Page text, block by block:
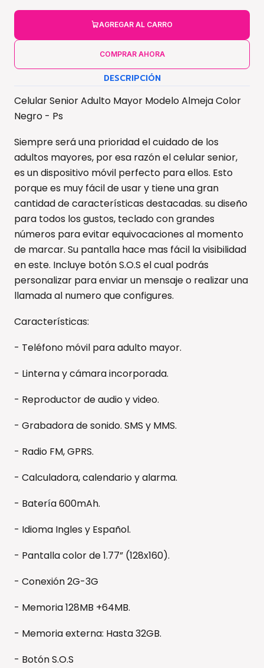
AGREGAR AL CARRO
COMPRAR AHORA
DESCRIPCIÓN
Celular Senior Adulto Mayor Modelo Almeja Color
Negro - Ps
Siempre será una prioridad el cuidado de los
adultos mayores, por esa razón el celular senior,
es un dispositivo móvil perfecto para ellos. Esto
porque es muy fácil de usar y tiene una gran
cantidad de características destacadas. su diseño
para todos los gustos, teclado con grandes
números para evitar equivocaciones al momento
de marcar. Su pantalla hace mas fácil la visibilidad
en este. Incluye botón S.O.S el cual podrás
personalizar para enviar un mensaje o realizar una
llamada al numero que configures.
Características:
- Teléfono móvil para adulto mayor.
- Linterna y cámara incorporada.
- Reproductor de audio y video.
- Grabadora de sonido. SMS y MMS.
- Radio FM, GPRS.
- Calculadora, calendario y alarma.
- Batería 600mAh.
- Idioma Ingles y Español.
- Pantalla color de 1.77” (128x160).
- Conexión 2G-3G
- Memoria 128MB +64MB.
- Memoria externa: Hasta 32GB.
- Botón S.O.S